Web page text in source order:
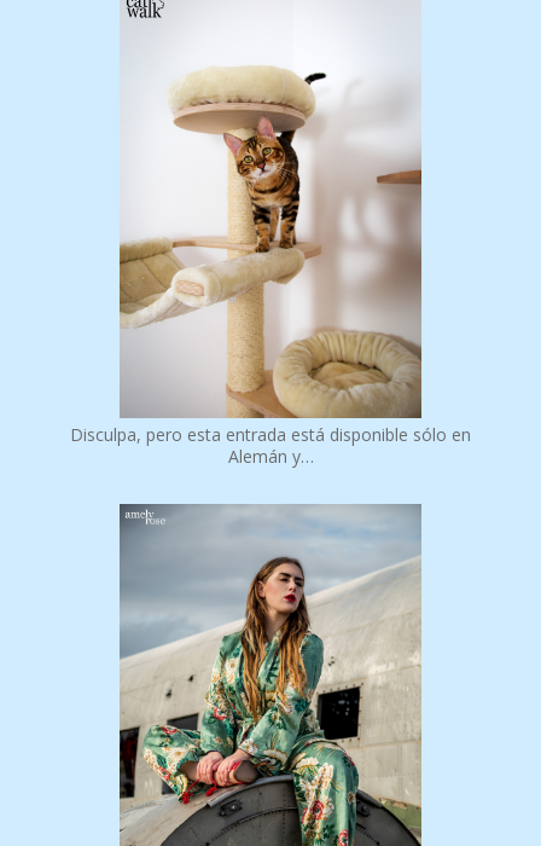
Disculpa, pero esta entrada está disponible sólo en
Alemán y…